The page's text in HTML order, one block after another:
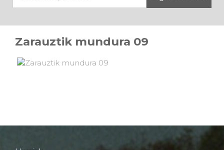
Zarauztik mundura 09